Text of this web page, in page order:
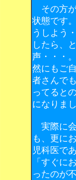
その方が
状態です
うしよう
したら、
声・・・
然にもご
者さんで
ってると
になりま
実際に会
も、更に
児科医で
「すぐに
ったのが